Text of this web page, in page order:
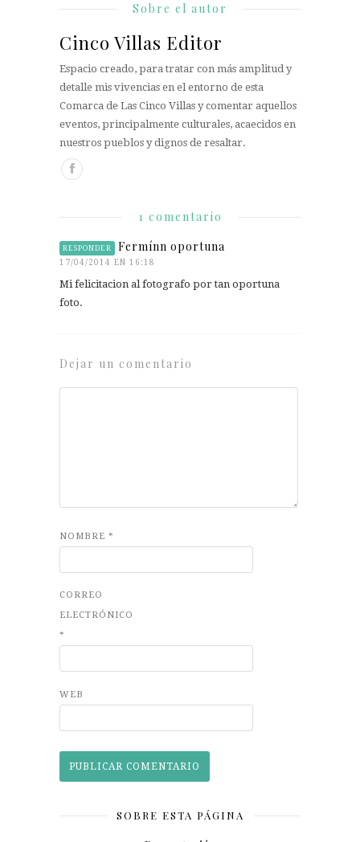
Sobre el autor
Cinco Villas Editor
Espacio creado, para tratar con más amplitud y
detalle mis vivencias en el entorno de esta
Comarca de Las Cinco Villas y comentar aquellos
eventos, principalmente culturales, acaecidos en
nuestros pueblos y dignos de resaltar.
1 comentario
RESPONDER Fermínn oportuna
17/04/2014 EN 16:18
Mi felicitacion al fotografo por tan oportuna
foto.
Dejar un comentario
NOMBRE *
CORREO
ELECTRÓNICO
*
WEB
SOBRE ESTA PÁGINA